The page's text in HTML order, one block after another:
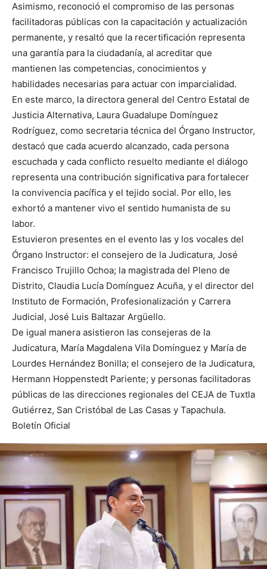
Asimismo, reconoció el compromiso de las personas
facilitadoras públicas con la capacitación y actualización
permanente, y resaltó que la recertificación representa
una garantía para la ciudadanía, al acreditar que
mantienen las competencias, conocimientos y
habilidades necesarias para actuar con imparcialidad.
En este marco, la directora general del Centro Estatal de
Justicia Alternativa, Laura Guadalupe Domínguez
Rodríguez, como secretaria técnica del Órgano Instructor,
destacó que cada acuerdo alcanzado, cada persona
escuchada y cada conflicto resuelto mediante el diálogo
representa una contribución significativa para fortalecer
la convivencia pacífica y el tejido social. Por ello, les
exhortó a mantener vivo el sentido humanista de su
labor.
Estuvieron presentes en el evento las y los vocales del
Órgano Instructor: el consejero de la Judicatura, José
Francisco Trujillo Ochoa; la magistrada del Pleno de
Distrito, Claudia Lucía Domínguez Acuña, y el director del
Instituto de Formación, Profesionalización y Carrera
Judicial, José Luis Baltazar Argüello.
De igual manera asistieron las consejeras de la
Judicatura, María Magdalena Vila Domínguez y María de
Lourdes Hernández Bonilla; el consejero de la Judicatura,
Hermann Hoppenstedt Pariente; y personas facilitadoras
públicas de las direcciones regionales del CEJA de Tuxtla
Gutiérrez, San Cristóbal de Las Casas y Tapachula.
Boletín Oficial